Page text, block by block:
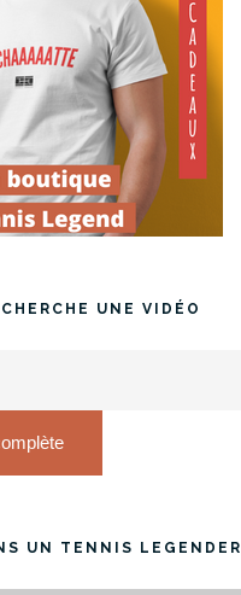
UNE VIDÉO
UN TENNIS LEGENDER